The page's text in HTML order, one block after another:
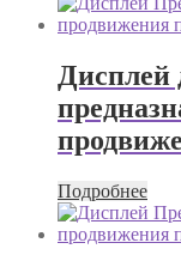
Дисплей
Подробнее